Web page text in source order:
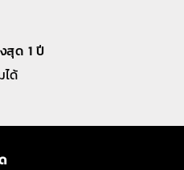
สุด 1 ปี
ด้